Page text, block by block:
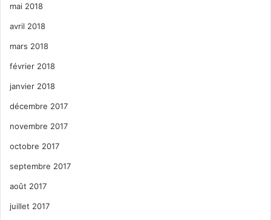
mai 2018
avril 2018
mars 2018
février 2018
janvier 2018
décembre 2017
novembre 2017
octobre 2017
septembre 2017
août 2017
juillet 2017